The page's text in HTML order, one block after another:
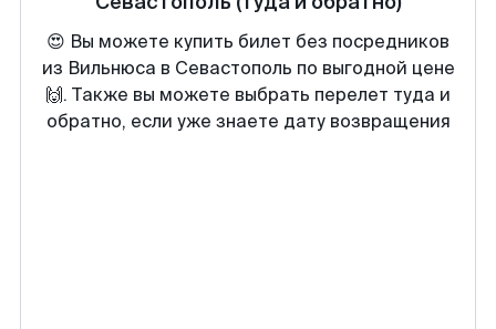
😍 Вы можете купить билет без посредников
из Вильнюса в Севастополь по выгодной цене
🙌. Также вы можете выбрать перелет туда и
обратно, если уже знаете дату возвращения